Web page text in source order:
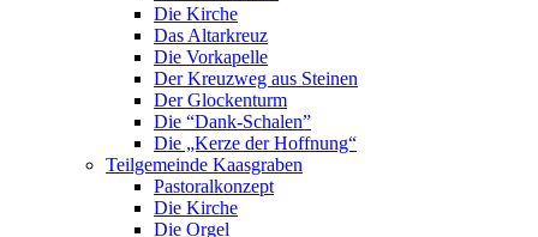
Die Kirche
Das Altarkreuz
Die Vorkapelle
Der Kreuzweg aus Steinen
Der Glockenturm
Die “Dank-Schalen”
Die „Kerze der Hoffnung“
Teilgemeinde Kaasgraben
Pastoralkonzept
Die Kirche
Die Orgel